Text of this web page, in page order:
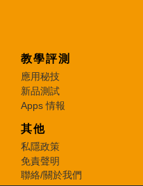
教學評測
應用秘技
新品測試
Apps 情報
其他
私隱政策
免責聲明
聯絡/關於我們